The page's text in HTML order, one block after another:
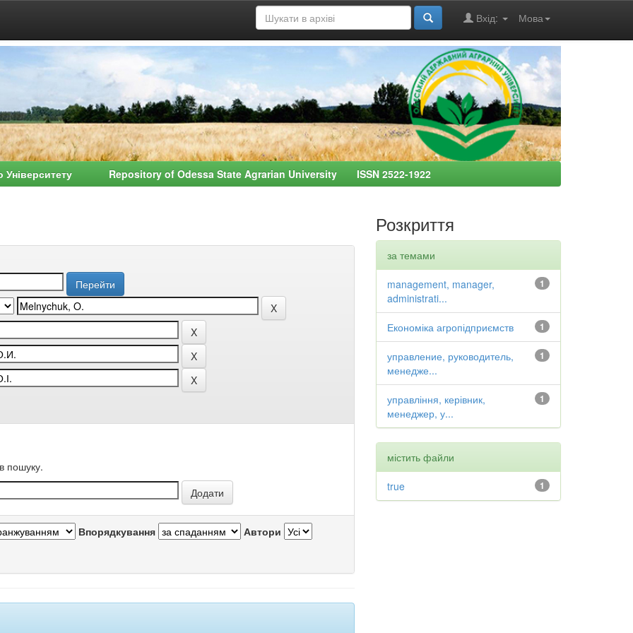
Мова
Вхід:
Університету Repository of Odessa State Agrarian University ISSN 2522-1922
пошуку.
Впорядкування Автори
Розкриття
за темами
1
management, manager,
administrati...
1
Економіка агропідприємств
1
управление, руководитель,
менедже...
1
управління, керівник,
менеджер, у...
містить файли
1
true